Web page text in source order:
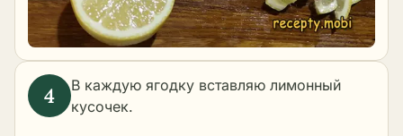
В каждую ягодку вставляю лимонный
кусочек.